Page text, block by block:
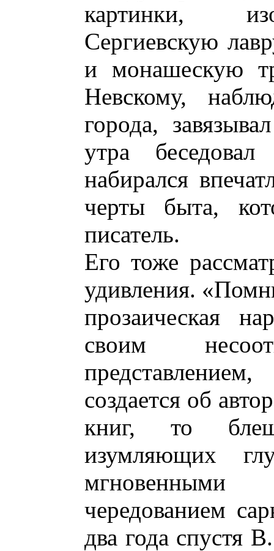
картинки,
Сергиевскую
и монашескую
Невскому,
города,
утра
набирался
черты быта,
писатель.
Его тоже
удивления.
прозаическая
своим
создается об
книг, то
изумляющих
мгновенными
чередованием
два года спустя